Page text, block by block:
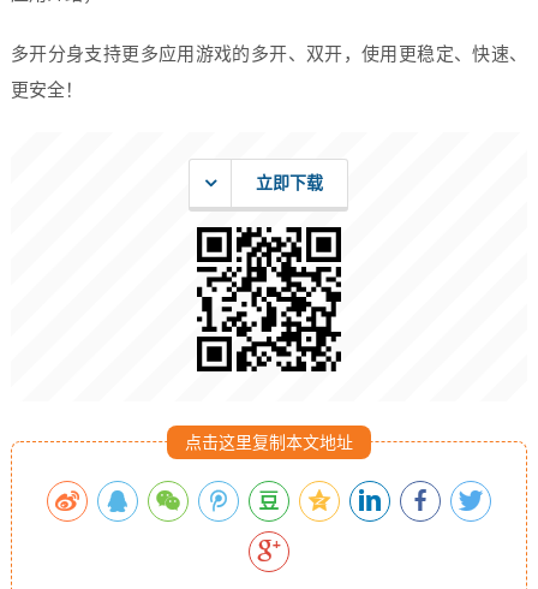
多开分身支持更多应用游戏的多开、双开，使用更稳定、快速、
更安全！
立即下载
点击这里复制本文地址